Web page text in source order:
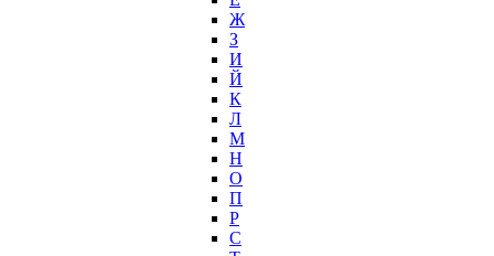
Ж
З
И
Й
К
Л
М
Н
О
П
Р
С